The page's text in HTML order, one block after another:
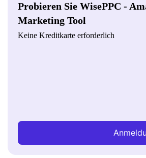
Probieren Sie WisePPC -
Marketing Tool
Keine Kreditkarte erforderlich